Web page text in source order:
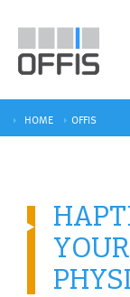
HOME OFFIS